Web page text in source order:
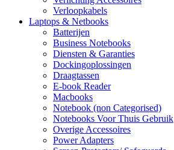
Verloopkabels
Laptops & Netbooks
Batterijen
Business Notebooks
Diensten & Garanties
Dockingoplossingen
Draagtassen
E-book Reader
Macbooks
Notebook (non Categorised)
Notebooks Voor Thuis Gebruik
Overige Accessoires
Power Adapters